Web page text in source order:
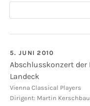
5. JUNI 2010
Abschlusskonzert der
Landeck
Landeck - Tirol Landeck
Vienna Classical Players
Dirigent: Martin